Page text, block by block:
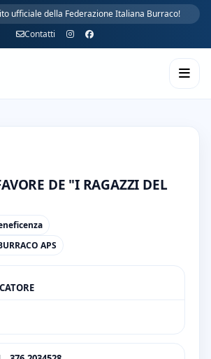
ufficiale della Federazione Italiana Burraco!
Contatti
DE "I RAGAZZI DEL
APS